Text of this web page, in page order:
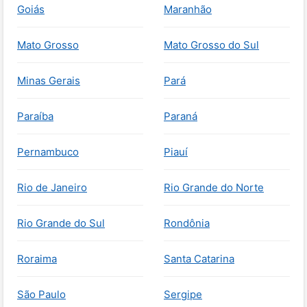
Goiás Maranhão
Mato Grosso Mato Grosso do Sul
Minas Gerais Pará
Paraíba Paraná
Pernambuco Piauí
Rio de Janeiro Rio Grande do Norte
Rio Grande do Sul Rondônia
Roraima Santa Catarina
São Paulo Sergipe